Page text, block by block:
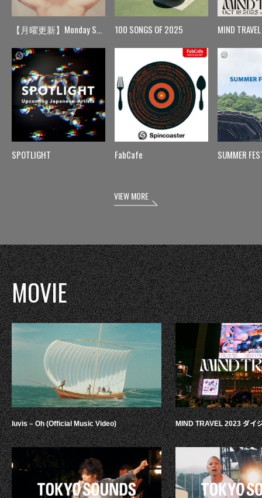
【月曜更新】Monday Spin
SPOTLIGHT
100 SONGS OF 2025
FabCafe
MIND TRAVEL
SUMMER
VIEW MORE
MOVIE
luvis – Oh (Official Music Video) MIND TRAVEL 2023 ダイ